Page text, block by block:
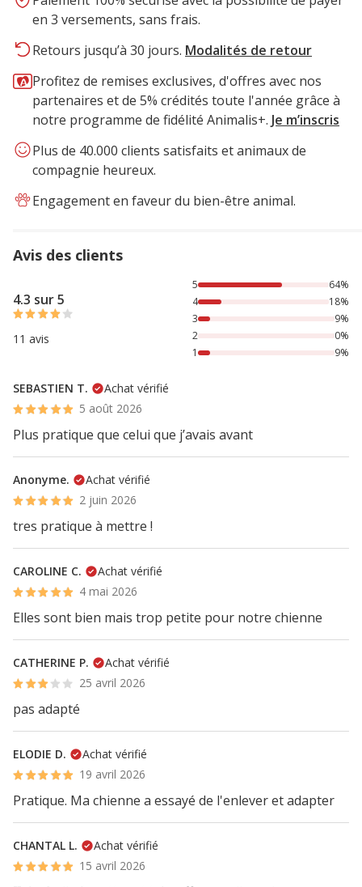
en 3 versements, sans frais.
Retours jusqu’à 30 jours. Modalités de retour
Profitez de remises exclusives, d'offres avec nos
partenaires et de 5% crédités toute l'année grâce à
notre programme de fidélité Animalis+. Je m’inscris
Plus de 40.000 clients satisfaits et animaux de
compagnie heureux.
Engagement en faveur du bien-être animal.
Avis des clients
4.3 sur 5
11 avis
64% des personnes lont noté avec {1} étoiles, 18% des
5
64%
4
18%
3
9%
2
0%
1
9%
SEBASTIEN T.
Achat vérifié
5 août 2026
Plus pratique que celui que j’avais avant
Anonyme.
Achat vérifié
2 juin 2026
tres pratique à mettre !
CAROLINE C.
Achat vérifié
4 mai 2026
Elles sont bien mais trop petite pour notre chienne
CATHERINE P.
Achat vérifié
25 avril 2026
pas adapté
ELODIE D.
Achat vérifié
19 avril 2026
Pratique. Ma chienne a essayé de l'enlever et adapter
CHANTAL L.
Achat vérifié
15 avril 2026